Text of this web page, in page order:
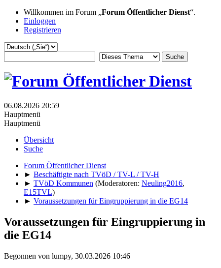
Willkommen im Forum „Forum Öffentlicher Dienst“.
Einloggen
Registrieren
06.08.2026 20:59
Hauptmenü
Hauptmenü
Übersicht
Suche
Forum Öffentlicher Dienst
► Beschäftigte nach TVöD / TV-L / TV-H
► TVöD Kommunen (Moderatoren: Neuling2016,
E15TVL)
► Voraussetzungen für Eingruppierung in die EG14
Voraussetzungen für Eingruppierung in
die EG14
Begonnen von lumpy, 30.03.2026 10:46